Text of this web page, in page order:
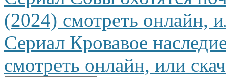
(2024) смотреть онлайн,
Сериал Кровавое
смотреть онлайн, или